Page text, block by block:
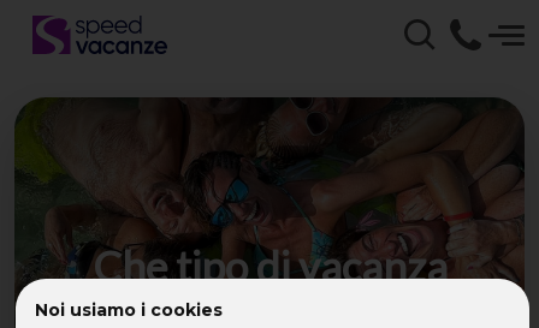
Noi usiamo i cookies
Che tipo di vacanza
cerchi?